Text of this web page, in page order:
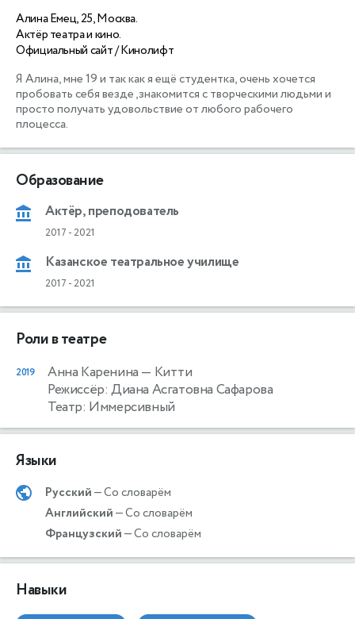
Алина Емец, 25, Москва.
Актёр театра и кино.
Официальный сайт / Кинолифт
Я Алина, мне 19 и так как я ещё студентка, очень хочется
пробовать себя везде ,знакомится с творческими людьми и
просто получать удовольствие от любого рабочего
плоцесса.
Образование
Актёр, преподователь
2017 - 2021
Казанское театральное училище
2017 - 2021
Роли в театре
2019 Анна Каренина — Китти
Режиссёр: Диана Асгатовна Сафарова
Театр: Иммерсивный
Языки
Русский— Со словарём
Английский— Со словарём
Французский— Со словарём
Навыки